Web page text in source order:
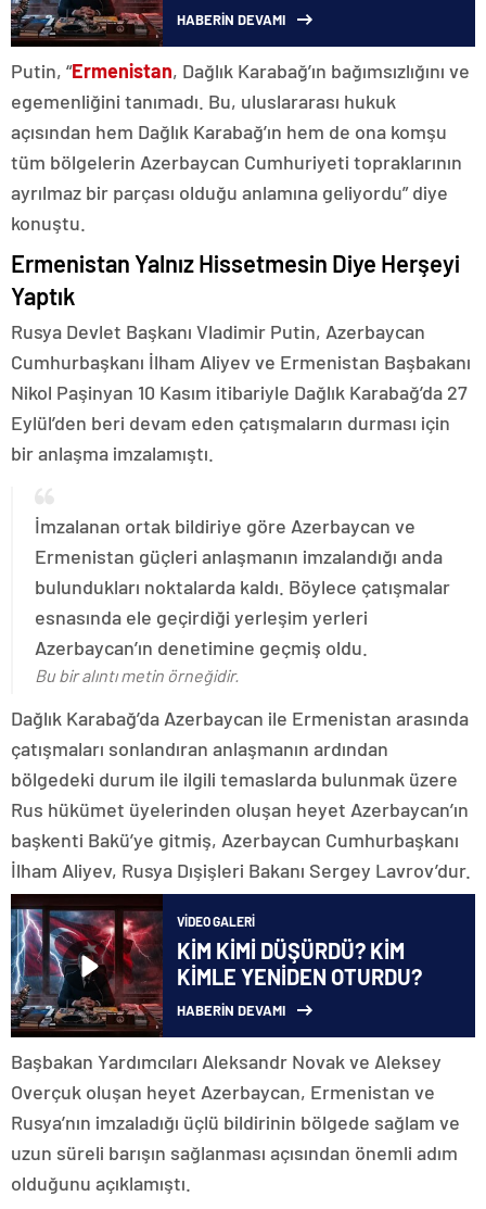
HABERİN DEVAMI
Putin, “Ermenistan, Dağlık Karabağ’ın bağımsızlığını ve
egemenliğini tanımadı. Bu, uluslararası hukuk
açısından hem Dağlık Karabağ’ın hem de ona komşu
tüm bölgelerin Azerbaycan Cumhuriyeti topraklarının
ayrılmaz bir parçası olduğu anlamına geliyordu” diye
konuştu.
Ermenistan Yalnız Hissetmesin Diye Herşeyi
Yaptık
Rusya Devlet Başkanı Vladimir Putin, Azerbaycan
Cumhurbaşkanı İlham Aliyev ve Ermenistan Başbakanı
Nikol Paşinyan 10 Kasım itibariyle Dağlık Karabağ’da 27
Eylül’den beri devam eden çatışmaların durması için
bir anlaşma imzalamıştı.
İmzalanan ortak bildiriye göre Azerbaycan ve
Ermenistan güçleri anlaşmanın imzalandığı anda
bulundukları noktalarda kaldı. Böylece çatışmalar
esnasında ele geçirdiği yerleşim yerleri
Azerbaycan’ın denetimine geçmiş oldu.
Bu bir alıntı metin örneğidir.
Dağlık Karabağ’da Azerbaycan ile Ermenistan arasında
çatışmaları sonlandıran anlaşmanın ardından
bölgedeki durum ile ilgili temaslarda bulunmak üzere
Rus hükümet üyelerinden oluşan heyet Azerbaycan’ın
başkenti Bakü’ye gitmiş, Azerbaycan Cumhurbaşkanı
İlham Aliyev, Rusya Dışişleri Bakanı Sergey Lavrov’dur.
VIDEO GALERI
KİM KİMİ DÜŞÜRDÜ? KİM
KİMLE YENİDEN OTURDU?
HABERİN DEVAMI
Başbakan Yardımcıları Aleksandr Novak ve Aleksey
Overçuk oluşan heyet Azerbaycan, Ermenistan ve
Rusya’nın imzaladığı üçlü bildirinin bölgede sağlam ve
uzun süreli barışın sağlanması açısından önemli adım
olduğunu açıklamıştı.